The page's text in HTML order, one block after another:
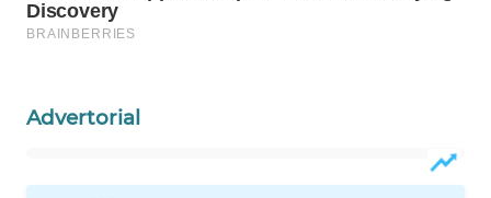
Advertorial
WAHANANEWS
WAHANANEWS
NET
WAHANA